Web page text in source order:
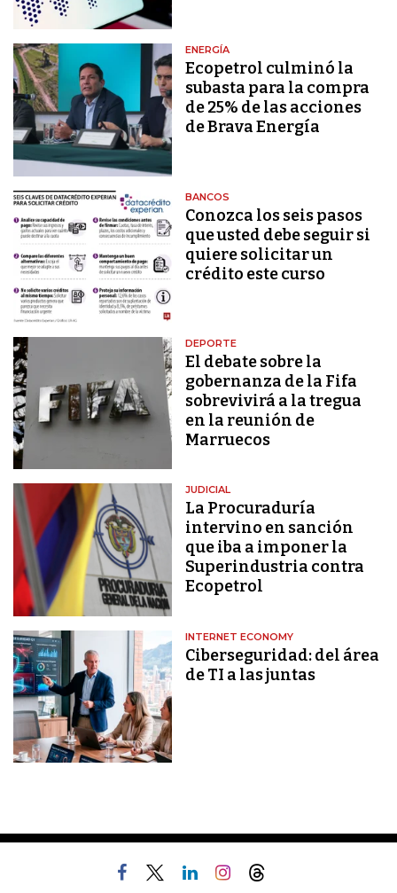
ENERGÍA
Ecopetrol culminó la
subasta para la compra
de 25% de las acciones
de Brava Energía
BANCOS
Conozca los seis pasos
que usted debe seguir si
quiere solicitar un
crédito este curso
DEPORTE
El debate sobre la
gobernanza de la Fifa
sobrevivirá a la tregua
en la reunión de
Marruecos
JUDICIAL
La Procuraduría
intervino en sanción
que iba a imponer la
Superindustria contra
Ecopetrol
INTERNET ECONOMY
Ciberseguridad: del área
de TI a las juntas